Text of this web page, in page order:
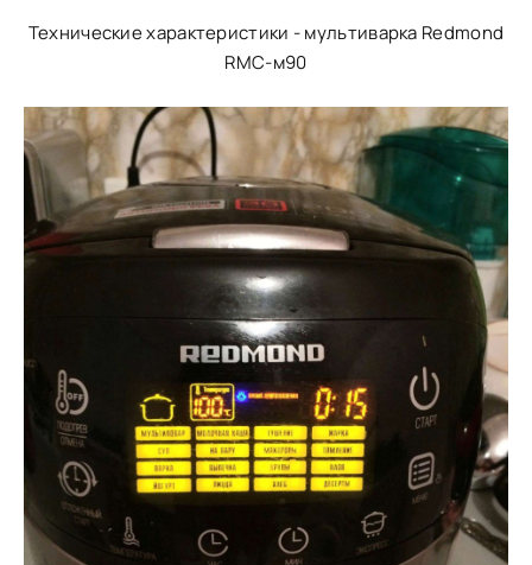
Технические характеристики - мультиварка Redmond
RMC-м90